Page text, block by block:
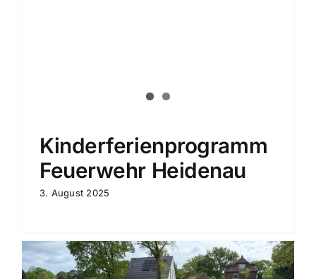
Kinderferienprogramm
Feuerwehr Heidenau
3. August 2025